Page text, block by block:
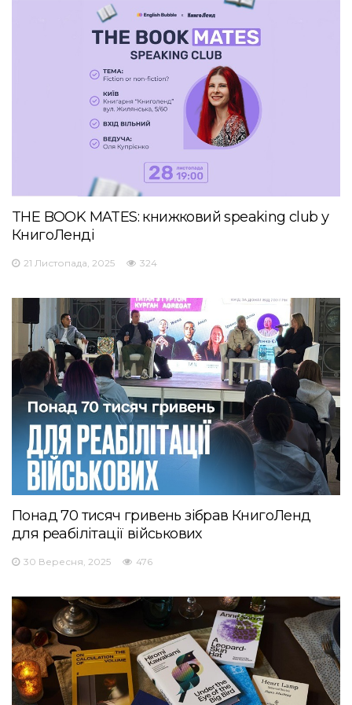
THE BOOK MATES: книжковий speaking club у
КнигоЛенді
21 Листопада, 2025 324
Понад 70 тисяч гривень зібрав КнигоЛенд
для реабілітації військових
30 Вересня, 2025 476